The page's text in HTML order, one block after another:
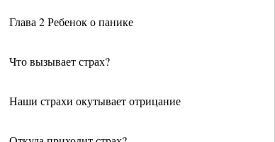
Глава 2 Ребенок о панике
Что вызывает страх?
Наши страхи окутывает отрицание